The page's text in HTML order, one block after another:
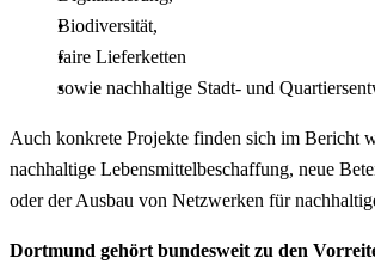
Biodiversität,
faire Lieferketten
sowie nachhaltige Stadt- und
Auch konkrete Projekte finden sich im Bericht
nachhaltige Lebensmittelbeschaffung, neue
oder der Ausbau von Netzwerken für
Dortmund gehört bundesweit zu den